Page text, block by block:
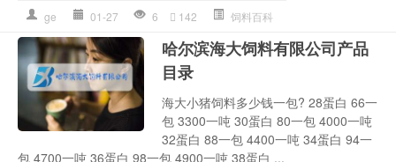
ge 01-27 6 142 饲料百科
哈尔滨海大饲料有限公司产品
目录
海大小猪饲料多少钱一包? 28蛋白 66一
包 3300一吨 30蛋白 80一包 4000一吨
32蛋白 88一包 4400一吨 34蛋白 94一
包 4700一吨 36蛋白 98一包 4900一吨 38蛋白 ...